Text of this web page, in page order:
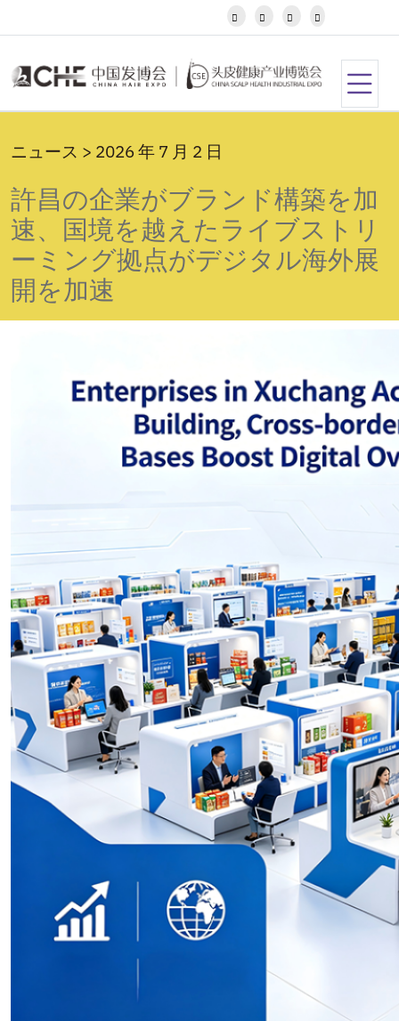
Kannada
Khmer
Kyrgyz
Latvian
Luxembou..
Macedonian
Malagasy
Malay
Malayalam
Nepali
Norwegian
Pashto
Persian
Punjabi
Slovak
Slovenian
Somali
Samoan
Scots Gaelic
Shona
Sindhi
Sundanese
Swahili
Tajik
Tamil
Telugu
Ukrainian
Uzbek
Welsh
Yoruba
Zulu
Tatar
   
ニュース > 2026 年 7 月 2 日
許昌の企業がブランド構築を加
速、国境を越えたライブストリ
ーミング拠点がデジタル海外展
開を加速